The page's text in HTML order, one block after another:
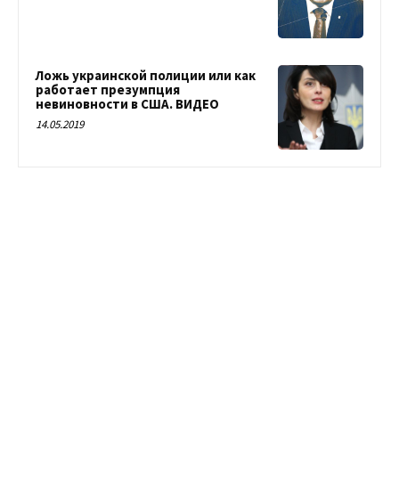
Ложь украинской полиции или как
работает презумпция
невиновности в США. ВИДЕО
14.05.2019